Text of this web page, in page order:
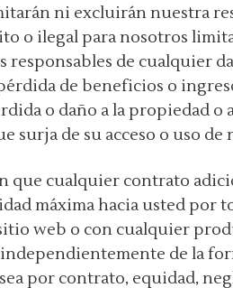
ni excluirán nuestra
o ilegal para nosotros
responsables de cualquier
de beneficios o
o daño a la propiedad
surja de su acceso o uso
que cualquier contrato
máxima hacia usted por
web o con cualquier
de la
por contrato, equidad,